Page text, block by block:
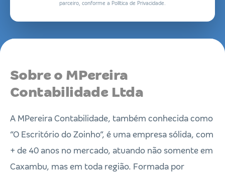
parceiro, conforme a Política de Privacidade.
Sobre o MPereira
Contabilidade Ltda
A MPereira Contabilidade, também conhecida como
“O Escritório do Zoinho”, é uma empresa sólida, com
+ de 40 anos no mercado, atuando não somente em
Caxambu, mas em toda região. Formada por